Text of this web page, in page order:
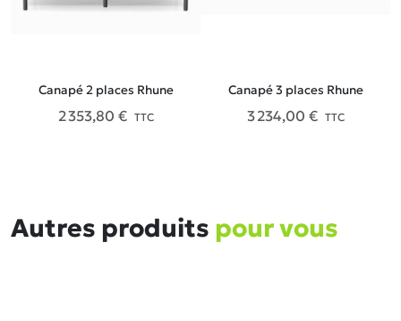
Canapé 2 places Rhune
2 353,80 € TTC
Canapé 3 places Rhune
3 234,00 € TTC
Autres produits pour vous